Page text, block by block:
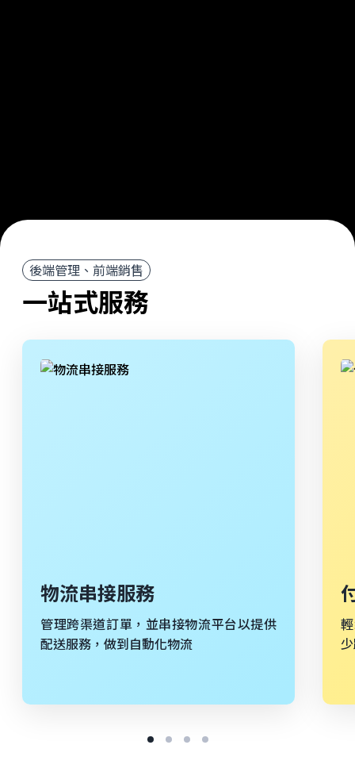
後端管理、前端銷售
一站式服務
物流串接服務
管理跨渠道訂單，並串接物流平台以提供
配送服務，做到自動化物流